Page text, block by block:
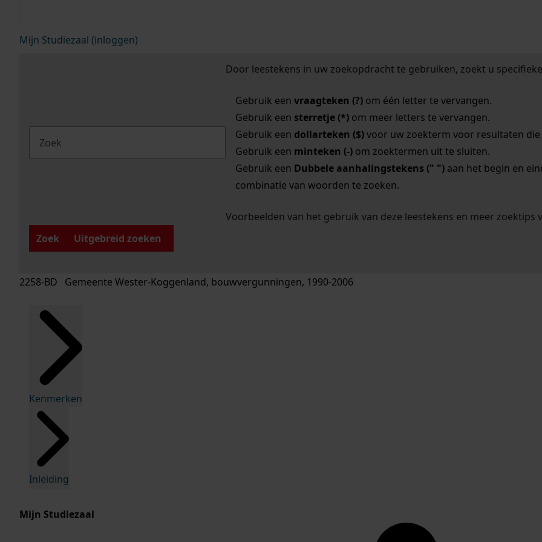
Mijn Studiezaal (inloggen)
Door leestekens in uw zoekopdracht te gebruiken, zoekt u
Gebruik een vraagteken (?)om één letter te vervangen.
Gebruik een sterretje (*)om meer letters te vervangen.
Gebruik een dollarteken ($)voor uw zoekterm voor resultaten die
Gebruik een minteken (-)om zoektermen uit te sluiten.
Gebruik een Dubbele aanhalingstekens (" ")aan het begin en
combinatie van woorden te zoeken.
Voorbeelden van het gebruik van deze leestekens en meer zoektips
Zoek
Uitgebreid zoeken
2258-BD Gemeente Wester-Koggenland, bouwvergunningen, 1990-2006
Kenmerken
Inleiding
Mijn Studiezaal